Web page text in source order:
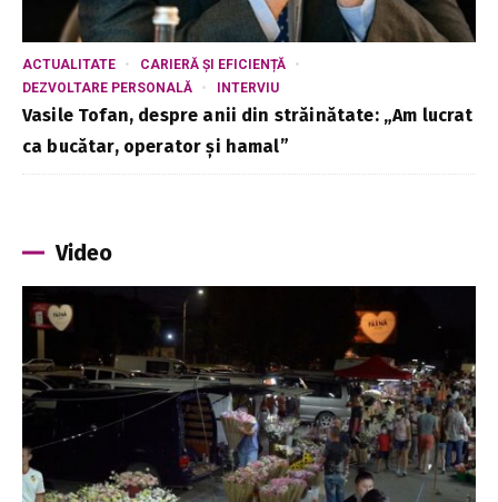
ACTUALITATE
CARIERĂ ȘI EFICIENȚĂ
DEZVOLTARE PERSONALĂ
INTERVIU
Vasile Tofan, despre anii din străinătate: „Am lucrat
ca bucătar, operator și hamal”
Video